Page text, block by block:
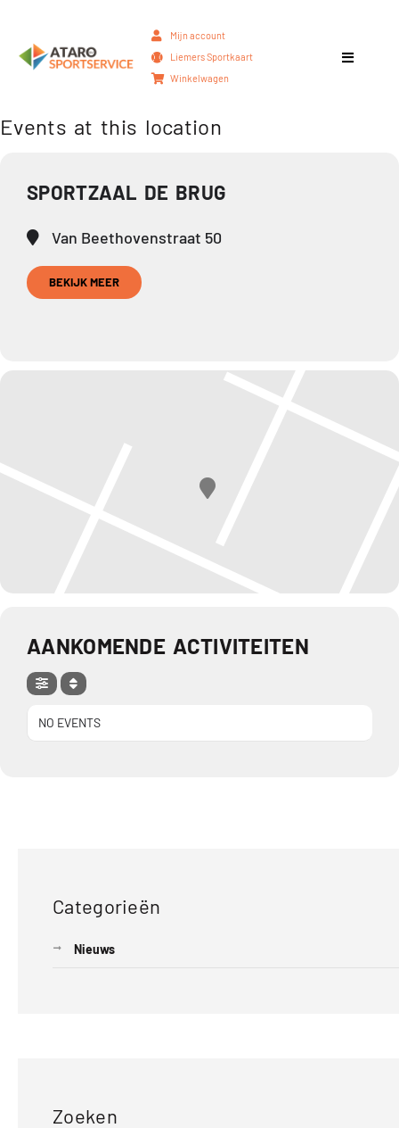
Mijn account
Liemers Sportkaart
Winkelwagen
Events at this location
SPORTZAAL DE BRUG
Van Beethovenstraat 50
BEKIJK MEER
AANKOMENDE ACTIVITEITEN
NO EVENTS
Categorieën
Nieuws
Zoeken